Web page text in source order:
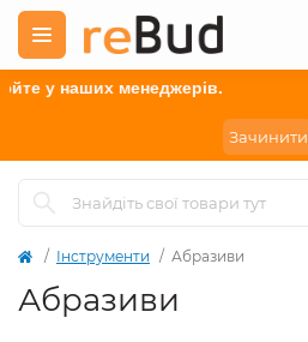
Зачинити
Інструменти Абразиви
Абразиви